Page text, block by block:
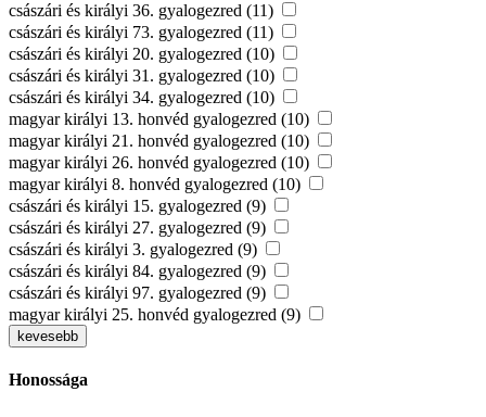
császári és királyi 36. gyalogezred (11)
császári és királyi 73. gyalogezred (11)
császári és királyi 20. gyalogezred (10)
császári és királyi 31. gyalogezred (10)
császári és királyi 34. gyalogezred (10)
magyar királyi 13. honvéd gyalogezred (10)
magyar királyi 21. honvéd gyalogezred (10)
magyar királyi 26. honvéd gyalogezred (10)
magyar királyi 8. honvéd gyalogezred (10)
császári és királyi 15. gyalogezred (9)
császári és királyi 27. gyalogezred (9)
császári és királyi 3. gyalogezred (9)
császári és királyi 84. gyalogezred (9)
császári és királyi 97. gyalogezred (9)
magyar királyi 25. honvéd gyalogezred (9)
kevesebb
Honossága